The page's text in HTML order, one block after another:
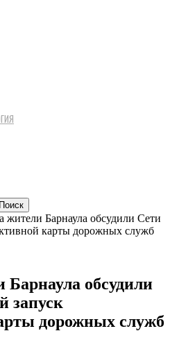
жители Барнаула обсудили Сети
карты дорожных служб
Барнаула обсудили
запуск
дорожных служб